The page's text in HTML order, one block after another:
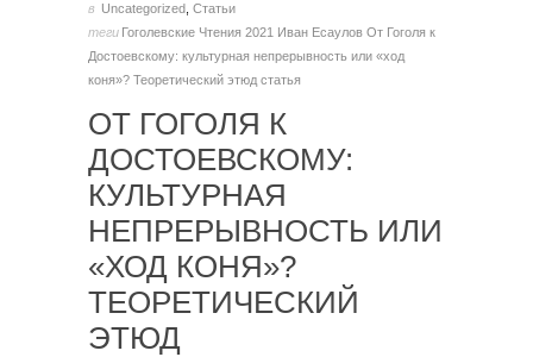
в Uncategorized Статьи
теги Гоголевские Чтения 2021 Иван Есаулов От Гоголя к
Достоевскому: культурная непрерывность или «ход
коня»? Теоретический этюд статья
ОТ ГОГОЛЯ К
ДОСТОЕВСКОМУ:
КУЛЬТУРНАЯ
НЕПРЕРЫВНОСТЬ ИЛИ
«ХОД КОНЯ»?
ТЕОРЕТИЧЕСКИЙ
ЭТЮД